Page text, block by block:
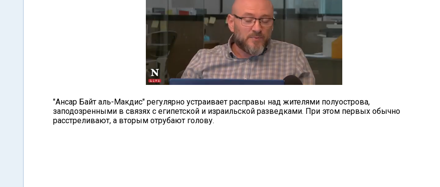
"Ансар Байт аль-Макдис" регулярно устраивает расправы над жителями полуострова,
заподозренными в связях с египетской и израильской разведками. При этом первых обычно
расстреливают, а вторым отрубают голову.